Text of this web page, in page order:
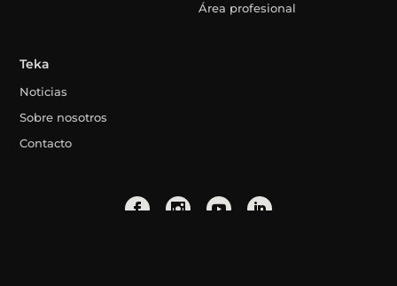
Área profesional
Teka
Noticias
Sobre nosotros
Contacto